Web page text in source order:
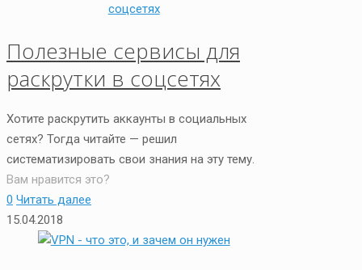
Полезные сервисы для
раскрутки в соцсетях
Хотите раскрутить аккаунты в социальных
сетях? Тогда читайте — решил
систематизировать свои знания на эту тему.
Вам нравится это?
0 Читать далее
15.04.2018